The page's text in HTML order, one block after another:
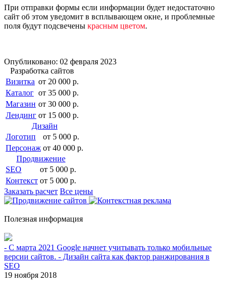
При отправки формы если информации будет недостаточно
сайт об этом уведомит в всплывающем окне, и проблемные
поля будут подсвечены красным цветом.
Опубликовано: 02 февраля 2023
Разработка сайтов
Визитка от 20 000 р.
Каталог от 35 000 р.
Магазин от 30 000 р.
Лендинг от 15 000 р.
Дизайн
Логотип
от 5 000 р.
Персонаж от 40 000 р.
Продвижение
SEO
от 5 000 р.
Контекст от 5 000 р.
Заказать расчет Все цены
Полезная информация
- С марта 2021 Google начнет учитывать только мобильные
версии сайтов. - Дизайн сайта как фактор ранжирования в
SEO
19 ноября 2018